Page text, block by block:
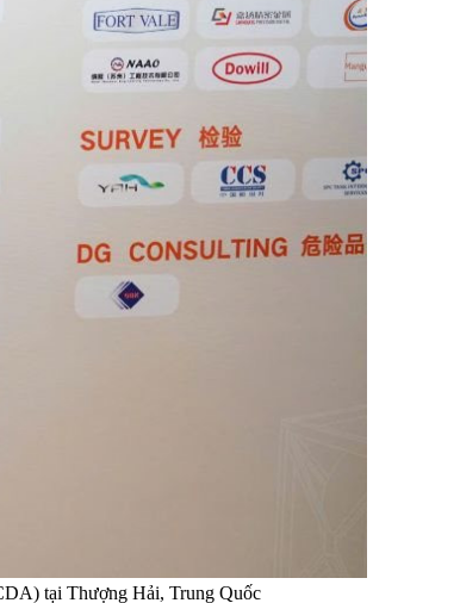
tại Thượng Hải, Trung Quốc